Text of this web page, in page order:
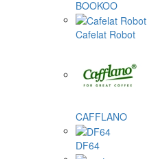
BOOKOO
Cafelat Robot
CAFFLANO
DF64